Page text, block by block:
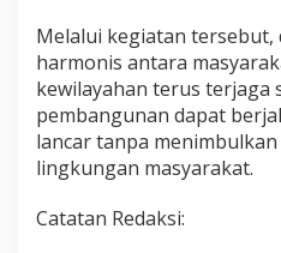
Melalui kegiatan
harmonis antara
kewilayahan terus terjaga
pembangunan dapat
lancar tanpa
lingkungan masyarakat.
Catatan Redaksi: